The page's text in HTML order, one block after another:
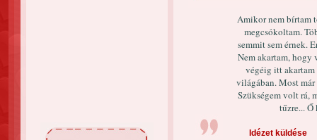
Amikor nem bírtam
megcsókoltam.
semmit sem érnek.
Nem akartam, hogy
végéig itt akartam
világában. Most
Szükségem volt rá,
tűzre...
Idézet küldése